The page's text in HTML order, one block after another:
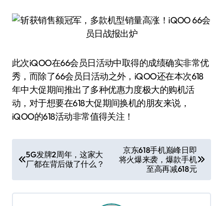
此次iQOO在66会员日活动中取得的成绩确实非常优
秀，而除了66会员日活动之外，iQOO还在本次618
年中大促期间推出了多种优惠力度极大的购机活
动，对于想要在618大促期间换机的朋友来说，
iQOO的618活动非常值得关注！
章
导
航
5G发牌2周年，这家大
厂都在背后做了什么？
京东618手机巅峰日即
将火爆来袭，爆款手机
至高再减618元